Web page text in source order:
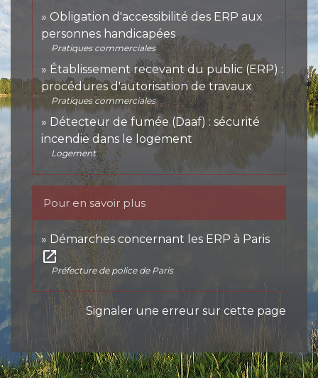
Obligation d'accessibilité des ERP aux
personnes handicapées
Pratiques commerciales
Établissement recevant du public (ERP) :
procédures d'autorisation de travaux
Pratiques commerciales
Détecteur de fumée (Daaf) : sécurité
incendie dans le logement
Logement
Pour en savoir plus
Démarches concernant les ERP à Paris
open_in_new
Préfecture de police de Paris
Signaler une erreur sur cette page